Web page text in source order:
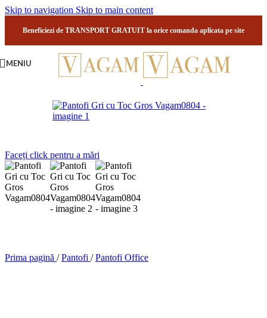
Skip to navigation Skip to main content
Beneficiezi de TRANSPORT GRATUIT la orice comanda aplicata pe site
MENIU
Faceți click pentru a mări
Prima pagină / Pantofi / Pantofi Office